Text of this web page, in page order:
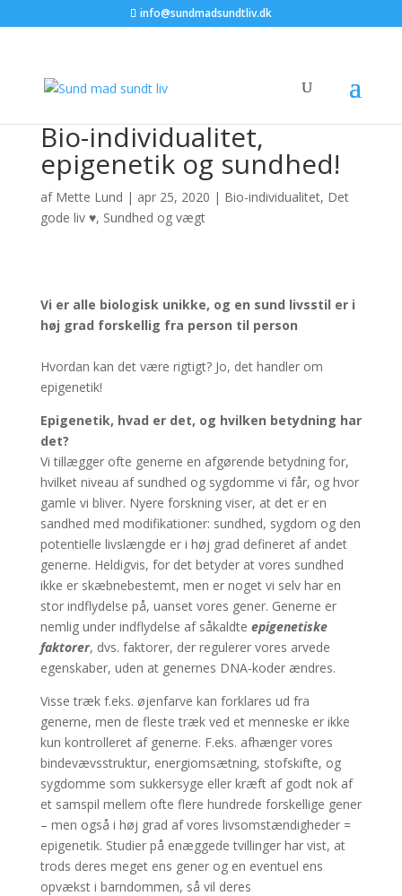
info@sundmadsundtliv.dk
Bio-individualitet,
epigenetik og sundhed!
af Mette Lund | apr 25, 2020 | Bio-individualitet, Det
gode liv ♥, Sundhed og vægt
Vi er alle biologisk unikke, og en sund livsstil er i
høj grad forskellig fra person til person
Hvordan kan det være rigtigt? Jo, det handler om
epigenetik!
Epigenetik, hvad er det, og hvilken betydning har
det?
Vi tillægger ofte generne en afgørende betydning for,
hvilket niveau af sundhed og sygdomme vi får, og hvor
gamle vi bliver. Nyere forskning viser, at det er en
sandhed med modifikationer: sundhed, sygdom og den
potentielle livslængde er i høj grad defineret af andet
generne. Heldigvis, for det betyder at vores sundhed
ikke er skæbnebestemt, men er noget vi selv har en
stor indflydelse på, uanset vores gener. Generne er
nemlig under indflydelse af såkaldte epigenetiske
faktorer, dvs. faktorer, der regulerer vores arvede
egenskaber, uden at genernes DNA-koder ændres.
Visse træk f.eks. øjenfarve kan forklares ud fra
generne, men de fleste træk ved et menneske er ikke
kun kontrolleret af generne. F.eks. afhænger vores
bindevævsstruktur, energiomsætning, stofskifte, og
sygdomme som sukkersyge eller kræft af godt nok af
et samspil mellem ofte flere hundrede forskellige gener
– men også i høj grad af vores livsomstændigheder =
epigenetik. Studier på enæggede tvillinger har vist, at
trods deres meget ens gener og en eventuel ens
opvækst i barndommen, så vil deres